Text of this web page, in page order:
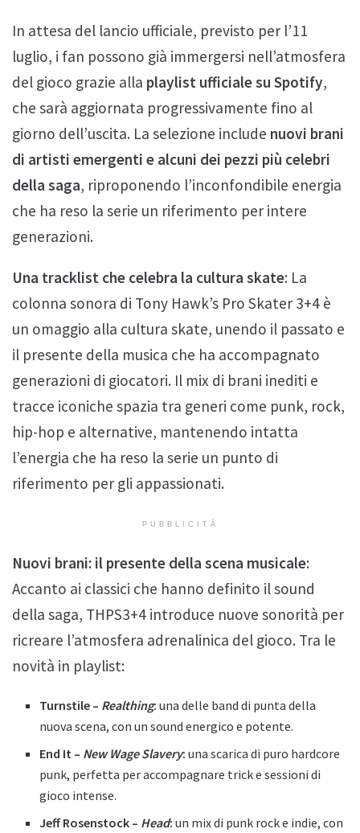
In attesa del lancio ufficiale, previsto per l’11
luglio, i fan possono già immergersi nell’atmosfera
del gioco grazie alla playlist ufficiale su Spotify,
che sarà aggiornata progressivamente fino al
giorno dell’uscita. La selezione include nuovi brani
di artisti emergenti e alcuni dei pezzi più celebri
della saga, riproponendo l’inconfondibile energia
che ha reso la serie un riferimento per intere
generazioni.
Una tracklist che celebra la cultura skate: La
colonna sonora di Tony Hawk’s Pro Skater 3+4 è
un omaggio alla cultura skate, unendo il passato e
il presente della musica che ha accompagnato
generazioni di giocatori. Il mix di brani inediti e
tracce iconiche spazia tra generi come punk, rock,
hip-hop e alternative, mantenendo intatta
l’energia che ha reso la serie un punto di
riferimento per gli appassionati.
PUBBLICITÀ
Nuovi brani: il presente della scena musicale:
Accanto ai classici che hanno definito il sound
della saga, THPS3+4 introduce nuove sonorità per
ricreare l’atmosfera adrenalinica del gioco. Tra le
novità in playlist:
Turnstile – Realthing:una delle band di punta della
nuova scena, con un sound energico e potente.
End It – New Wage Slavery:una scarica di puro hardcore
punk, perfetta per accompagnare trick e sessioni di
gioco intense.
Jeff Rosenstock – Head:un mix di punk rock e indie, con